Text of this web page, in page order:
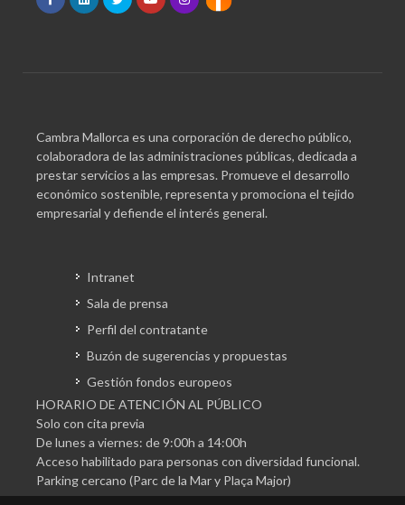
Cambra Mallorca es una corporación de derecho público,
colaboradora de las administraciones públicas, dedicada a
prestar servicios a las empresas. Promueve el desarrollo
económico sostenible, representa y promociona el tejido
empresarial y defiende el interés general.
Intranet
Sala de prensa
Perfil del contratante
Buzón de sugerencias y propuestas
Gestión fondos europeos
HORARIO DE ATENCIÓN AL PÚBLICO
Solo con cita previa
De lunes a viernes: de 9:00h a 14:00h
Acceso habilitado para personas con diversidad funcional.
Parking cercano (Parc de la Mar y Plaça Major)